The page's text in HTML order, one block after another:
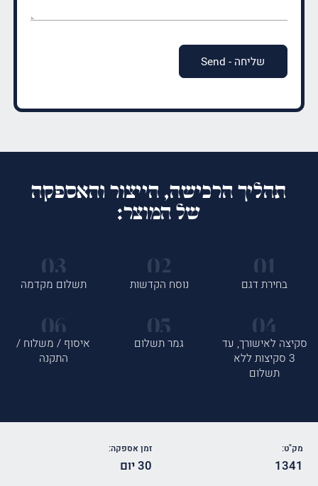
תהליך הרכישה, הייצור והאספקה
של המוצר:
בחירת דגם נוסח הקדשות תשלום מקדמה
סקיצה לאישורך, עד
3 סקיצות ללא
תשלום
גמר תשלום
איסוף / משלוח /
התקנה
מק"ט:
1341
זמן אספקה:
30 יום